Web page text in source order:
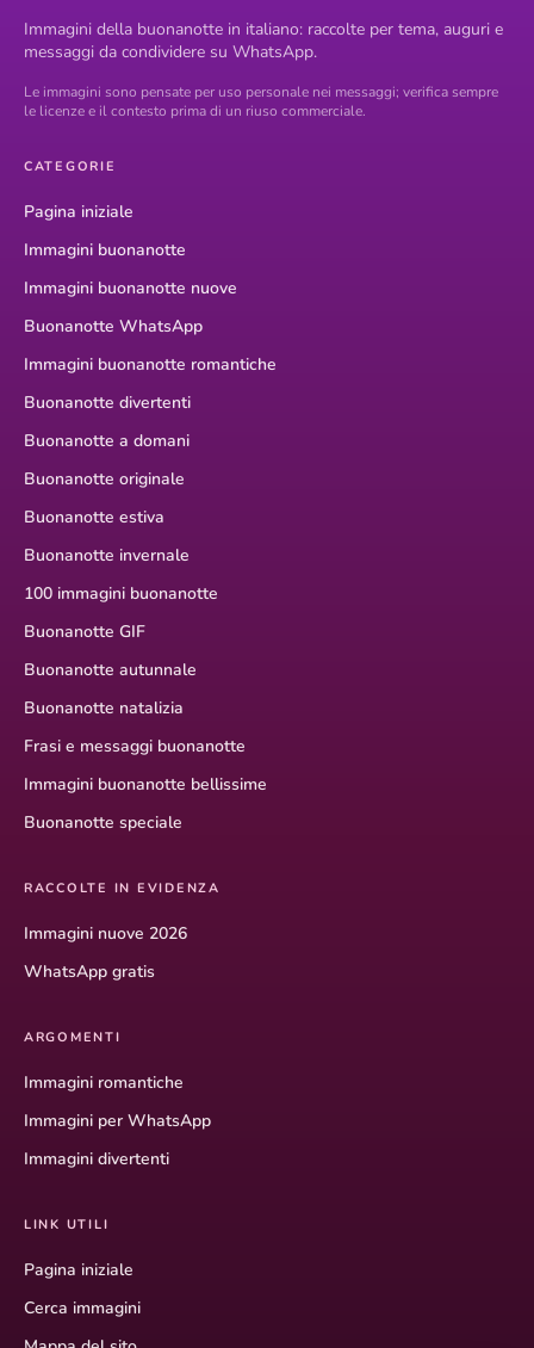
Immagini della buonanotte in italiano: raccolte per tema, auguri e
messaggi da condividere su WhatsApp.
Le immagini sono pensate per uso personale nei messaggi; verifica sempre
le licenze e il contesto prima di un riuso commerciale.
CATEGORIE
Pagina iniziale
Immagini buonanotte
Immagini buonanotte nuove
Buonanotte WhatsApp
Immagini buonanotte romantiche
Buonanotte divertenti
Buonanotte a domani
Buonanotte originale
Buonanotte estiva
Buonanotte invernale
100 immagini buonanotte
Buonanotte GIF
Buonanotte autunnale
Buonanotte natalizia
Frasi e messaggi buonanotte
Immagini buonanotte bellissime
Buonanotte speciale
RACCOLTE IN EVIDENZA
Immagini nuove 2026
WhatsApp gratis
ARGOMENTI
Immagini romantiche
Immagini per WhatsApp
Immagini divertenti
LINK UTILI
Pagina iniziale
Cerca immagini